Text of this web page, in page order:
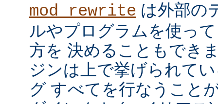
mod_rewrite は外部の
ルやプログラムを使っ
方を 決めることもでき
ジンは上で挙げられて
グ すべてを行なうこと